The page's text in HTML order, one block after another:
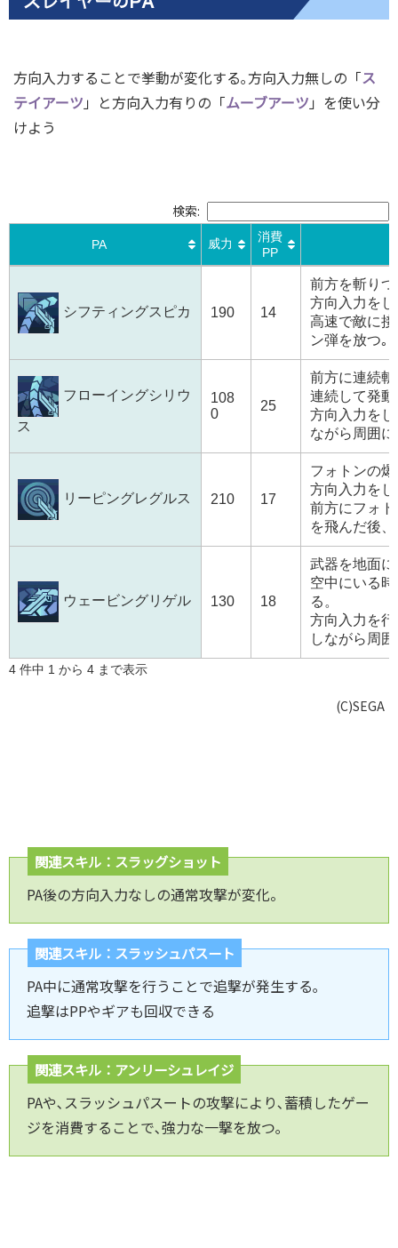
方向入力することで挙動が変化する｡方向入力無しの「ス
テイアーツ 」と方向入力有りの「ムーブアーツ 」を使い分
けよう
検索:
PA 威力
消費
PP
シフティングスピカ 190 14
前方を斬り
方向入力を
高速で敵に
ン弾を放つ｡
フローイングシリウ
ス
108
0
25
前方に連続
連続して発
方向入力を
ながら周囲
リーピングレグルス 210 17
フォトンの
方向入力を
前方にフォ
を飛んだ後
ウェービングリゲル 130 18
武器を地面
空中にいる
る。
方向入力を
しながら周
4 件中 1 から 4 まで表示
(C)SEGA
関連スキル：スラッグショット
PA後の方向入力なしの通常攻撃が変化。
関連スキル：スラッシュパスート
PA中に通常攻撃を行うことで追撃が発生する｡
追撃はPPやギアも回収できる
関連スキル：アンリーシュレイジ
PAや､スラッシュパスートの攻撃により､蓄積したゲー
ジを消費することで､強力な一撃を放つ｡